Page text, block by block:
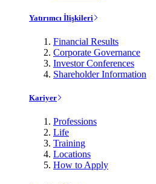
Yatırımcı İlişkileri
Financial Results
Corporate Governance
Investor Conferences
Shareholder Information
Kariyer
Professions
Life
Training
Locations
How to Apply